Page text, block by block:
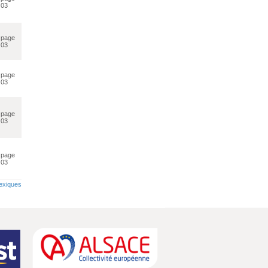
03
page
03
page
03
page
03
page
03